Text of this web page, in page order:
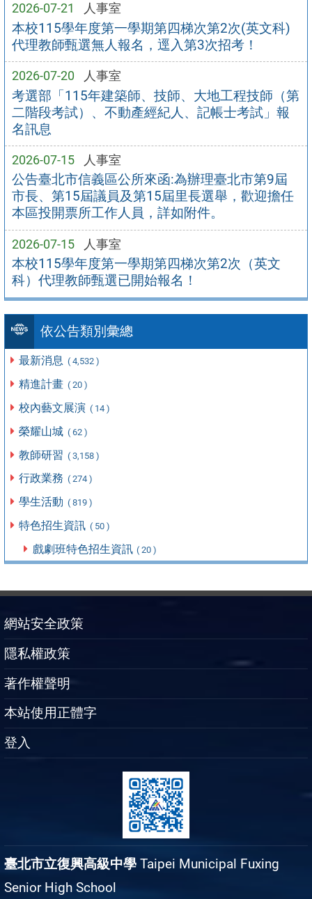
2026-07-21 人事室
本校115學年度第一學期第四梯次第2次(英文科)
代理教師甄選無人報名，逕入第3次招考！
2026-07-20 人事室
考選部「115年建築師、技師、大地工程技師（第
二階段考試）、不動產經紀人、記帳士考試」報
名訊息
2026-07-15 人事室
公告臺北市信義區公所來函:為辦理臺北市第9屆
市長、第15屆議員及第15屆里長選舉，歡迎擔任
本區投開票所工作人員，詳如附件。
2026-07-15 人事室
本校115學年度第一學期第四梯次第2次（英文
科）代理教師甄選已開始報名！
依公告類別彙總
最新消息 ( 4,532 )
精進計畫 ( 20 )
校內藝文展演 ( 14 )
榮耀山城 ( 62 )
教師研習 ( 3,158 )
行政業務 ( 274 )
學生活動 ( 819 )
特色招生資訊 ( 50 )
戲劇班特色招生資訊 ( 20 )
網站安全政策
隱私權政策
著作權聲明
本站使用正體字
登入
臺北市立復興高級中學 Taipei Municipal Fuxing
Senior High School